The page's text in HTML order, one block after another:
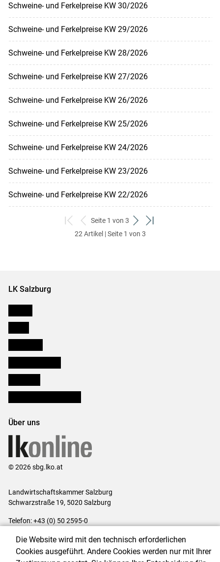
Schweine- und Ferkelpreise KW 30/2026
Schweine- und Ferkelpreise KW 29/2026
Schweine- und Ferkelpreise KW 28/2026
Schweine- und Ferkelpreise KW 27/2026
Schweine- und Ferkelpreise KW 26/2026
Schweine- und Ferkelpreise KW 25/2026
Schweine- und Ferkelpreise KW 24/2026
Schweine- und Ferkelpreise KW 23/2026
Schweine- und Ferkelpreise KW 22/2026
zum
ersten
zurück
zum
Seite 1 von 3
weiter
zum
zum
22 Artikel | Seite 1 von 3
LK Salzburg
Über uns
© 2026 sbg.lko.at
Landwirtschaftskammer Salzburg
Schwarzstraße 19, 5020 Salzburg
Telefon: +43 (0) 50 2595-0
Impressum|Kontakt|Datenschutzerklärung|Barrierefreiheit|
Cookie-Einstellungen
Die Website wird mit den technisch erforderlichen
Cookies ausgeführt. Andere Cookies werden nur mit Ihrer